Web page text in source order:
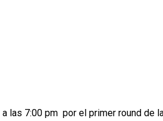
las 7:00 pm por el primer round de